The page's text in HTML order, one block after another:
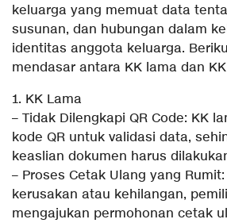
keluarga yang memuat data
susunan, dan hubungan dalam
identitas anggota keluarga.
mendasar antara KK lama dan
1. KK Lama
– Tidak Dilengkapi QR Code: KK
kode QR untuk validasi data,
keaslian dokumen harus
– Proses Cetak Ulang yang
kerusakan atau kehilangan,
mengajukan permohonan cetak